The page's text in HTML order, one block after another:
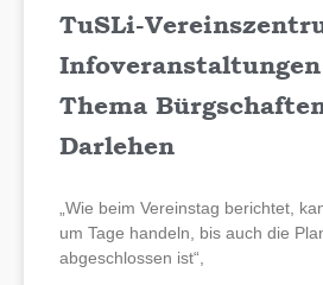
TuSLi-
Thema
Darlehen
„Wie beim Vereinstag berichtet,
um Tage handeln, bis auch die
abgeschlossen ist“,